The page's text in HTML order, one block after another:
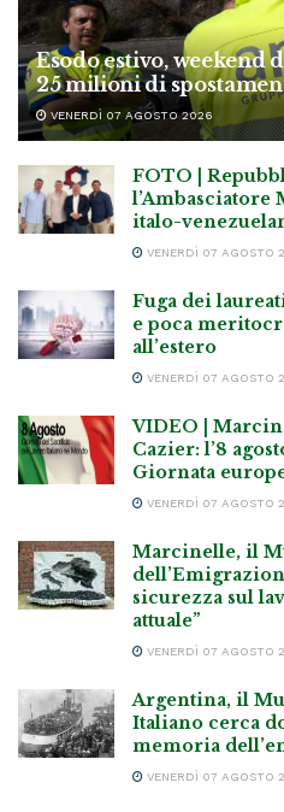
Esodo estivo, weekend
25 milioni di
VENERDÌ 07 AGOSTO 2026
FOTO |
l’Ambasciatore
italo-
VENERDÌ 07 AGOSTO
Fuga dei
e poca
all’estero
VENERDÌ 07 AGOSTO
VIDEO |
Cazier: l’8
Giornata
VENERDÌ 07 AGOSTO
Marcinelle, il
sicurezza sul
attuale”
VENERDÌ 07 AGOSTO
Argentina, il
Italiano cerca
memoria
VENERDÌ 07 AGOSTO